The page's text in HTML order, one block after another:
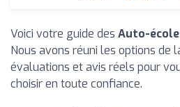
Voici votre guide des Auto-
Nous avons réuni les options de
évaluations et avis réels pour
choisir en toute confiance.